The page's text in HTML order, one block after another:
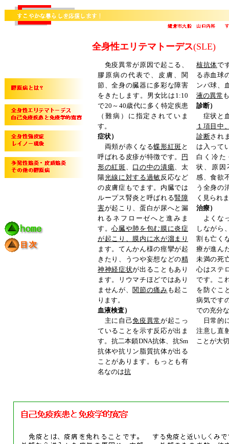
全身性エリテマトーデス(SLE)
免疫異常が原因で起こる、
膠原病の代表で、皮膚、関
節、全身の臓器に多彩な障害
をきたします。男女比は1:10
で20～40歳代に多く特定疾患
（難病）に指定されていま
す。
症状）
両頬が赤くなる蝶形紅斑 と
呼ばれる皮疹が特徴です。
円
形の紅斑、 口の中の潰瘍、太
陽光線に対する過敏反応など
の皮膚症もでます。内臓では
ループス腎炎と呼ばれる腎障
害が起こり、蛋白が尿へと漏
れるネフローゼへと進みま
す。心臓や肺を包む膜に炎症
が起こり、膜内に水が溜まり
ます。てんかん様の痙攣が起
きたり、うつや妄想などの精
神神経症状が出ることもあり
ます。リウマチほどではあり
ませんが、 関節の痛み も起こ
ります。
血液検査）
主に自己免疫異常が起こっ
ていることを示す反応が出ま
す。抗二本鎖DNA抗体、抗Sm
抗体や抗リン脂質抗体が出る
ことがあります。もっとも有
名なのは抗
核抗体で
る赤血球
ンパ球、
液の異常
診断）
症状と
１項目中
診断され
は入って
白く冷た
状、原因
感、食欲
う全身の
く見られ
治療）
よくな
しながら
割も亡く
療が進ん
未満の死
心はステ
です。こ
を防ぐこ
病気です
での充分
日常的
注意し直
ことが大